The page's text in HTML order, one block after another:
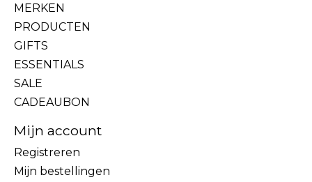
MERKEN
PRODUCTEN
GIFTS
ESSENTIALS
SALE
CADEAUBON
Mijn account
Registreren
Mijn bestellingen